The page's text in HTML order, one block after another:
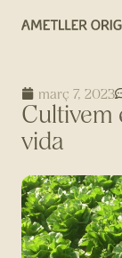
març 7, 2023
Cultivem
vida